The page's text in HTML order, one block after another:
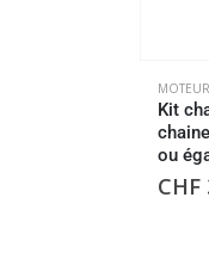
MOTEUR
Kit
ou
CHF